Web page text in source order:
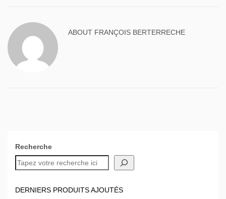
ABOUT FRANÇOIS BERTERRECHE
Recherche
DERNIERS PRODUITS AJOUTÉS